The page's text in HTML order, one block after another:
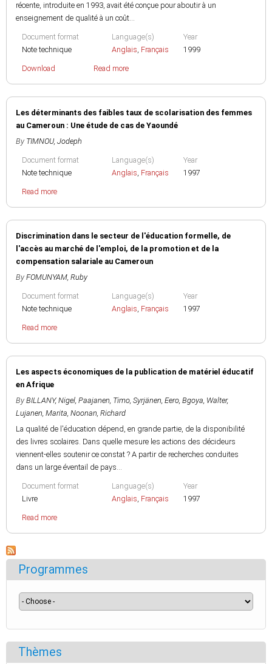
récente, introduite en 1993, avait été conçue pour aboutir à un
enseignement de qualité à un coût...
Document format
Note technique
Language(s)
Anglais, Français
Year
1999
Download Read more
Les déterminants des faibles taux de scolarisation des femmes
au Cameroun : Une étude de cas de Yaoundé
By TIMNOU, Jodeph
Document format
Note technique
Language(s)
Anglais, Français
Year
1997
Read more
Discrimination dans le secteur de l'éducation formelle, de
l'accès au marché de l'emploi, de la promotion et de la
compensation salariale au Cameroun
By FOMUNYAM, Ruby
Document format
Note technique
Language(s)
Anglais, Français
Year
1997
Read more
Les aspects économiques de la publication de matériel éducatif
en Afrique
By BILLANY, Nigel, Paajanen, Timo, Syrjänen, Eero, Bgoya, Walter,
Lujanen, Marita, Noonan, Richard
La qualité de l'éducation dépend, en grande partie, de la disponibilité
des livres scolaires. Dans quelle mesure les actions des décideurs
viennent-elles soutenir ce constat ? A partir de recherches conduites
dans un large éventail de pays...
Document format
Livre
Language(s)
Anglais, Français
Year
1997
Read more
Programmes
Thèmes